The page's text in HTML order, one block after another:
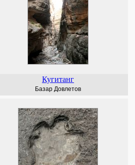
Кугитанг
Базар Довлетов